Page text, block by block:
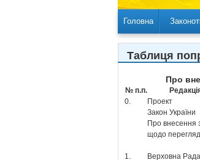
Головна
Таблиця
Про
№ п.п.
0.
Проект
Закон України
Про внесення
щодо
1. Верховна